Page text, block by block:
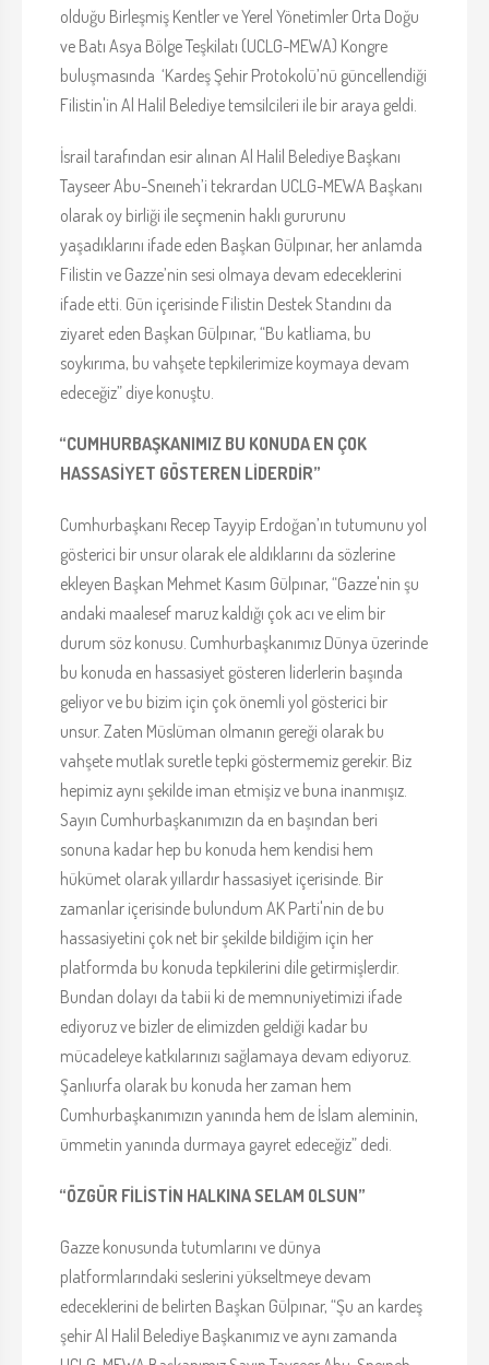
olduğu Birleşmiş Kentler ve Yerel Yönetimler Orta Doğu
ve Batı Asya Bölge Teşkilatı (UCLG-MEWA) Kongre
buluşmasında ‘Kardeş Şehir Protokolü’nü güncellendiği
Filistin'in Al Halil Belediye temsilcileri ile bir araya geldi.
İsrail tarafından esir alınan Al Halil Belediye Başkanı
Tayseer Abu-Sneıneh’i tekrardan UCLG-MEWA Başkanı
olarak oy birliği ile seçmenin haklı gururunu
yaşadıklarını ifade eden Başkan Gülpınar, her anlamda
Filistin ve Gazze’nin sesi olmaya devam edeceklerini
ifade etti. Gün içerisinde Filistin Destek Standını da
ziyaret eden Başkan Gülpınar, “Bu katliama, bu
soykırıma, bu vahşete tepkilerimize koymaya devam
edeceğiz” diye konuştu.
“CUMHURBAŞKANIMIZ BU KONUDA EN ÇOK
HASSASİYET GÖSTEREN LİDERDİR”
Cumhurbaşkanı Recep Tayyip Erdoğan’ın tutumunu yol
gösterici bir unsur olarak ele aldıklarını da sözlerine
ekleyen Başkan Mehmet Kasım Gülpınar, “Gazze'nin şu
andaki maalesef maruz kaldığı çok acı ve elim bir
durum söz konusu. Cumhurbaşkanımız Dünya üzerinde
bu konuda en hassasiyet gösteren liderlerin başında
geliyor ve bu bizim için çok önemli yol gösterici bir
unsur. Zaten Müslüman olmanın gereği olarak bu
vahşete mutlak suretle tepki göstermemiz gerekir. Biz
hepimiz aynı şekilde iman etmişiz ve buna inanmışız.
Sayın Cumhurbaşkanımızın da en başından beri
sonuna kadar hep bu konuda hem kendisi hem
hükümet olarak yıllardır hassasiyet içerisinde. Bir
zamanlar içerisinde bulundum AK Parti'nin de bu
hassasiyetini çok net bir şekilde bildiğim için her
platformda bu konuda tepkilerini dile getirmişlerdir.
Bundan dolayı da tabii ki de memnuniyetimizi ifade
ediyoruz ve bizler de elimizden geldiği kadar bu
mücadeleye katkılarınızı sağlamaya devam ediyoruz.
Şanlıurfa olarak bu konuda her zaman hem
Cumhurbaşkanımızın yanında hem de İslam aleminin,
ümmetin yanında durmaya gayret edeceğiz” dedi.
“ÖZGÜR FİLİSTİN HALKINA SELAM OLSUN”
Gazze konusunda tutumlarını ve dünya
platformlarındaki seslerini yükseltmeye devam
edeceklerini de belirten Başkan Gülpınar, “Şu an kardeş
şehir Al Halil Belediye Başkanımız ve aynı zamanda